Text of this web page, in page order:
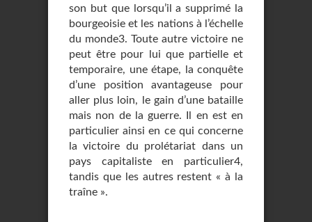
son but que lorsqu’il a supprimé la
bourgeoisie et les nations à l’échelle
du monde3. Toute autre victoire ne
peut être pour lui que partielle et
temporaire, une étape, la conquête
d’une position avantageuse pour
aller plus loin, le gain d’une bataille
mais non de la guerre. Il en est en
particu­lier ainsi en ce qui concerne
la victoire du prolétariat dans un
pays capitaliste en par­ticulier4,
tandis que les autres restent « à la
traîne ».